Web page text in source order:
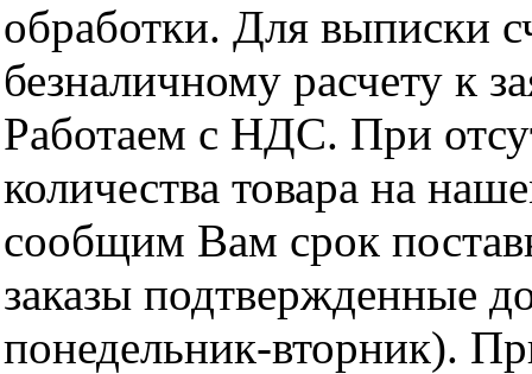
обработки. Для выписки
безналичному расчету к
Работаем с НДС. При
количества товара на
сообщим Вам срок
заказы подтвержденные
понедельник-вторник).